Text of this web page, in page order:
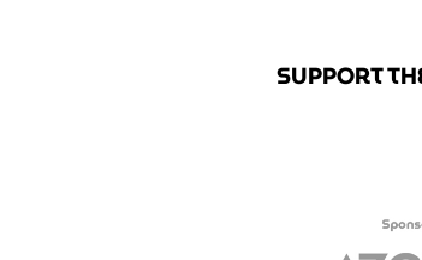
SUPPORT